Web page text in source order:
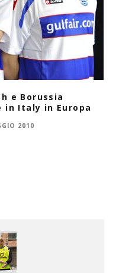
e Borussia
in Italy in Europa
2010